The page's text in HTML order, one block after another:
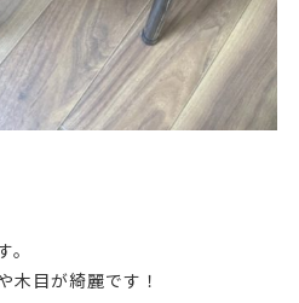
。
木目が綺麗です！